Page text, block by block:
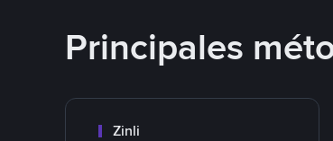
Principales
Zinli